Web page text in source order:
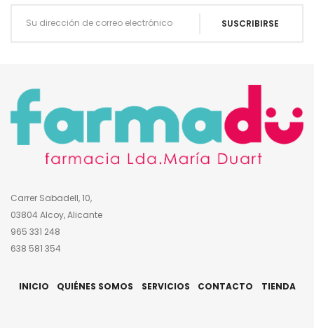
Carrer Sabadell, 10,
03804 Alcoy, Alicante
965 331 248
638 581 354
INICIO QUIÉNES SOMOS SERVICIOS CONTACTO TIENDA